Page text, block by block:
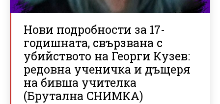
Нови подробности за 17-
годишната, свързвана с
убийството на Георги Кузев:
редовна ученичка и дъщеря
на бивша учителка
(Брутална СНИМКА)